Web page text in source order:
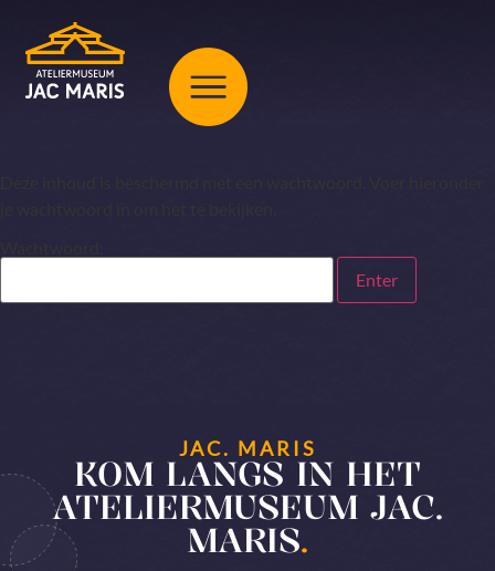
JAC. MARIS
KOM LANGS IN HET
ATELIERMUSEUM JAC.
MARIS.